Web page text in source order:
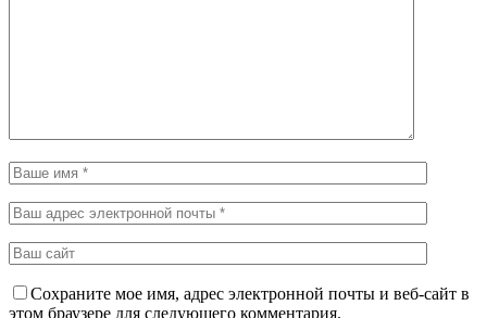
Сохраните мое имя, адрес электронной почты и веб-сайт в
этом браузере для следующего комментария.